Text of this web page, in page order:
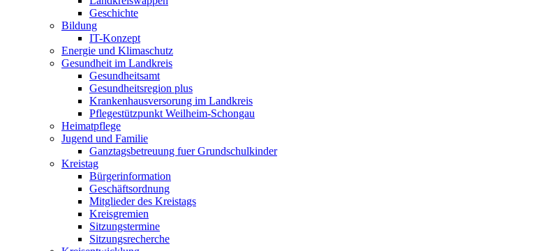
Geschichte
Bildung
IT-Konzept
Energie und Klimaschutz
Gesundheit im Landkreis
Gesundheitsamt
Gesundheitsregion plus
Krankenhausversorung im Landkreis
Pflegestützpunkt Weilheim-Schongau
Heimatpflege
Jugend und Familie
Ganztagsbetreuung fuer Grundschulkinder
Kreistag
Bürgerinformation
Geschäftsordnung
Mitglieder des Kreistags
Kreisgremien
Sitzungstermine
Sitzungsrecherche